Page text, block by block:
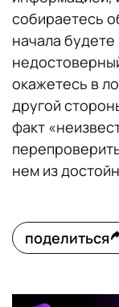
собираетесь
начала
окажетесь в
другой
факт
нем из
поделиться